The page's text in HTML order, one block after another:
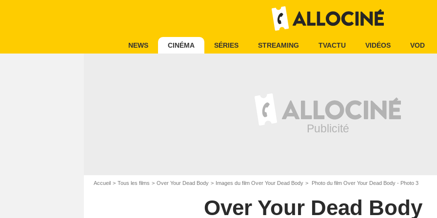
NEWS CINÉMA SÉRIES STREAMING TVACTU VIDÉOS VOD
Accueil Tous les films Over Your Dead Body Images du film Over Your Dead Body Photo du film Over Your Dead Body - Photo 3
Over Your Dead Body